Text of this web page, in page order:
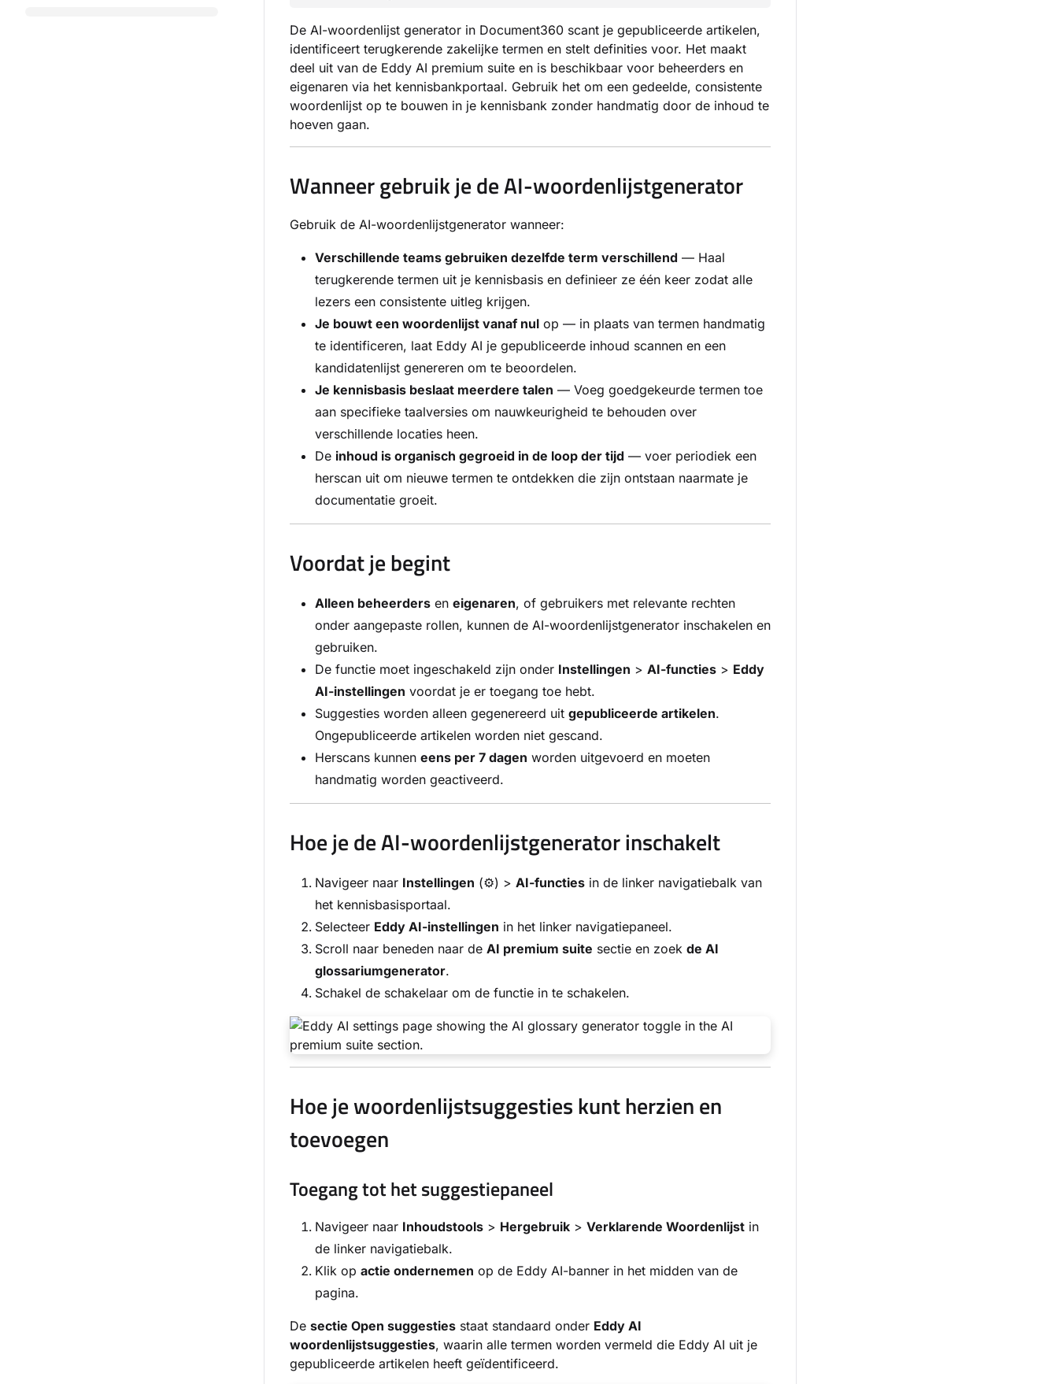
De AI-woordenlijst generator in Document360 scant je gepubliceerde artikelen,
identificeert terugkerende zakelijke termen en stelt definities voor. Het maakt
deel uit van de Eddy AI premium suite en is beschikbaar voor beheerders en
eigenaren via het kennisbankportaal. Gebruik het om een gedeelde, consistente
woordenlijst op te bouwen in je kennisbank zonder handmatig door de inhoud te
hoeven gaan.
Wanneer gebruik je de AI-woordenlijstgenerator
Gebruik de AI-woordenlijstgenerator wanneer:
Verschillende teams gebruiken dezelfde term verschillend — Haal
terugkerende termen uit je kennisbasis en definieer ze één keer zodat alle
lezers een consistente uitleg krijgen.
Je bouwt een woordenlijst vanaf nul op — in plaats van termen handmatig
te identificeren, laat Eddy AI je gepubliceerde inhoud scannen en een
kandidatenlijst genereren om te beoordelen.
Je kennisbasis beslaat meerdere talen — Voeg goedgekeurde termen toe
aan specifieke taalversies om nauwkeurigheid te behouden over
verschillende locaties heen.
De inhoud is organisch gegroeid in de loop der tijd — voer periodiek een
herscan uit om nieuwe termen te ontdekken die zijn ontstaan naarmate je
documentatie groeit.
Voordat je begint
Alleen beheerders en eigenaren, of gebruikers met relevante rechten
onder aangepaste rollen, kunnen de AI-woordenlijstgenerator inschakelen en
gebruiken.
De functie moet ingeschakeld zijn onder Instellingen > AI-functies > Eddy
AI-instellingen voordat je er toegang toe hebt.
Suggesties worden alleen gegenereerd uit gepubliceerde artikelen.
Ongepubliceerde artikelen worden niet gescand.
Herscans kunnen eens per 7 dagen worden uitgevoerd en moeten
handmatig worden geactiveerd.
Hoe je de AI-woordenlijstgenerator inschakelt
Navigeer naar Instellingen (⚙) > AI-functies in de linker navigatiebalk van
het kennisbasisportaal.
Selecteer Eddy AI-instellingen in het linker navigatiepaneel.
Scroll naar beneden naar de AI premium suite sectie en zoek de AI
glossariumgenerator.
Schakel de schakelaar om de functie in te schakelen.
Hoe je woordenlijstsuggesties kunt herzien en
toevoegen
Toegang tot het suggestiepaneel
Navigeer naar Inhoudstools > Hergebruik > Verklarende Woordenlijst in
de linker navigatiebalk.
Klik op actie ondernemen op de Eddy AI-banner in het midden van de
pagina.
De sectie Open suggesties staat standaard onder Eddy AI
woordenlijstsuggesties, waarin alle termen worden vermeld die Eddy AI uit je
gepubliceerde artikelen heeft geïdentificeerd.